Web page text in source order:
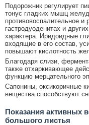
Подорожник регулирует
тонус гладких мышц
противовоспалительное и
гастродуоденитах и
характера. Иридоидные
входящие в его состав,
повышают кислотность
Благодаря слизи,
также отхаркивающее
функцию мерцательного
Сапонины, оксикоричные
вещества способствуют
Показания активных
большого листья